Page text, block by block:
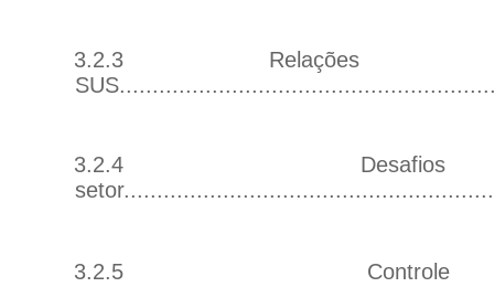
3.2.3
SUS
3.2.4
setor
3.2.5